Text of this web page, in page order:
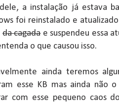
a instalação já estava
foi reinstalado e
da cagadae suspendeu essa
o que causou isso.
ainda teremos
esse KB mas ainda não
com esse pequeno caos